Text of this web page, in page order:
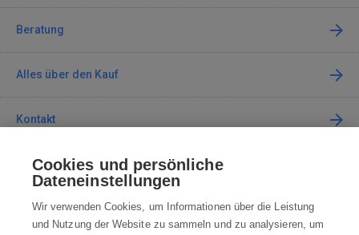
Beratung
Alles über den Kauf
Kontakt
Kontaktieren Sie uns
info@robotworld.de
+49 25 197 159 962 Mo-Fr 8:00—16:00 Uhr
Cookies und persönliche
Dateneinstellungen
Wir verwenden Cookies, um Informationen über die Leistung
und Nutzung der Website zu sammeln und zu analysieren, um